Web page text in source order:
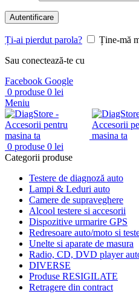
Autentificare
Ți-ai pierdut parola?
Ține-mă
Sau conectează-te cu
Facebook Google
0 produse 0 lei
Meniu
0 produse 0 lei
Categorii produse
Testere de diagnoză auto
Lampi & Leduri auto
Camere de supraveghere
Alcool testere si accesorii
Dispozitive urmarire GPS
Redresoare auto/moto si
Unelte si aparate de masura
Radio, CD, DVD player
DIVERSE
Produse RESIGILATE
Retragere din contract